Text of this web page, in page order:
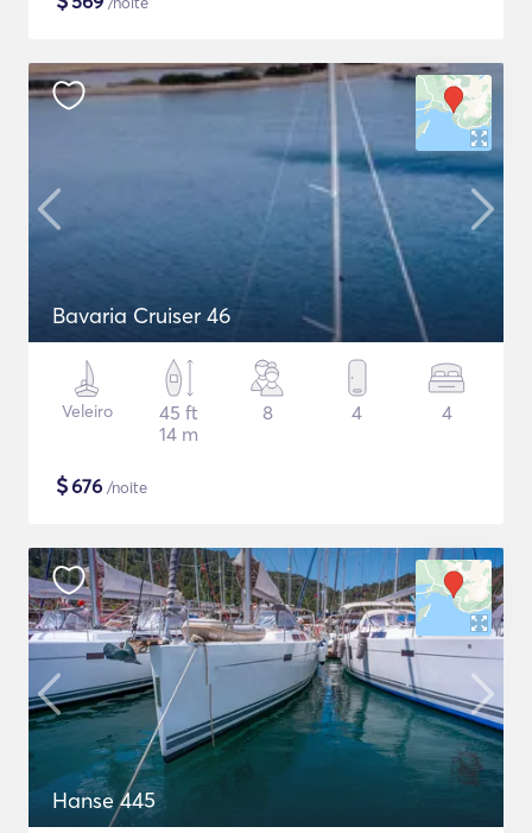
Bavaria Cruiser 46
Veleiro
45 ft
14 m
8 4 4
$676 /noite
Hanse 445